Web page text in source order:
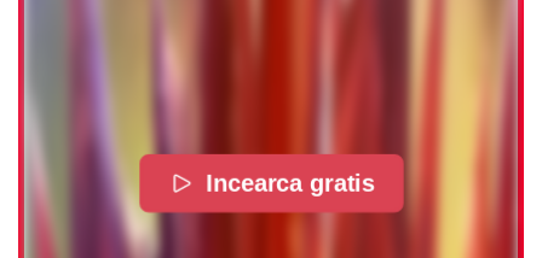
Incearca gratis